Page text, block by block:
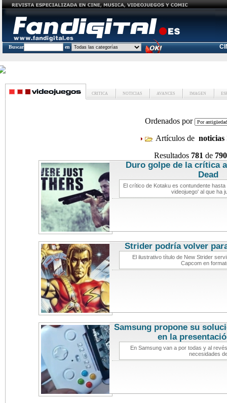
Buscar en
CRITICA NOTICIAS AVANCES IMAGEN
Ordenados por
Artículos de noticias
Resultados 781 de 790
Duro golpe de la crítica
Dead
El crítico de Kotaku es contundente
videojuego' al que ha
Strider podría volver
El ilustrativo título de New Strider
Capcom en
Samsung propone su
en la
En Samsung van a por todas y al
necesidades